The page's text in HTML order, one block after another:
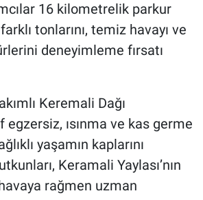
16 kilometrelik parkur
tonlarını, temiz havayı ve
deneyimleme fırsatı
Keremali Dağı
ısınma ve kas germe
yaşamın kaplarını
Keramali Yaylası’nın
rağmen uzman